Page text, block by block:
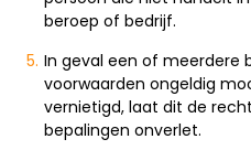
beroep of bedrijf.
In geval een of meerdere
voorwaarden ongeldig
vernietigd, laat dit de
bepalingen onverlet.